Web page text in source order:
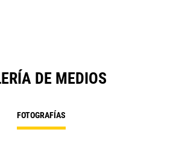
DE MEDIOS
FOTOGRAFÍAS